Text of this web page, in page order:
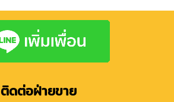
ติดต่อฝ่ายขาย